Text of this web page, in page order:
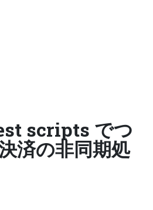
scripts でつ
済の非同期処